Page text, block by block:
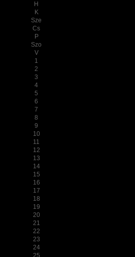
H
K
Sze
Cs
P
Szo
V
1
2
3
4
5
6
7
8
9
10
11
12
13
14
15
16
17
18
19
20
21
22
23
24
25